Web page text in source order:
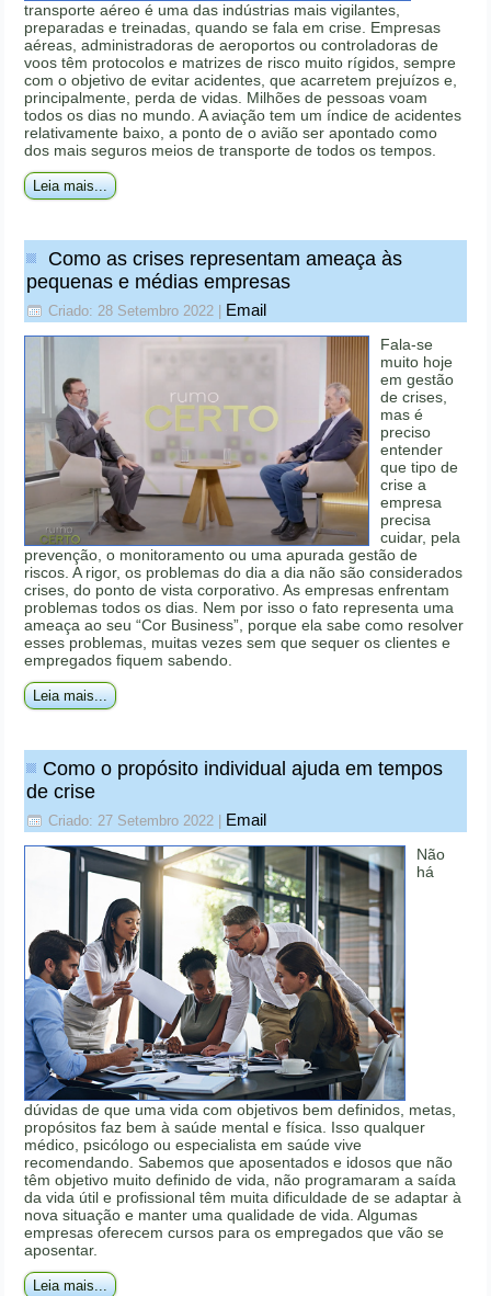
transporte aéreo é uma das indústrias mais vigilantes,
preparadas e treinadas, quando se fala em crise. Empresas
aéreas, administradoras de aeroportos ou controladoras de
voos têm protocolos e matrizes de risco muito rígidos, sempre
com o objetivo de evitar acidentes, que acarretem prejuízos e,
principalmente, perda de vidas. Milhões de pessoas voam
todos os dias no mundo. A aviação tem um índice de acidentes
relativamente baixo, a ponto de o avião ser apontado como
dos mais seguros meios de transporte de todos os tempos.
Leia mais...
Como as crises representam ameaça às
pequenas e médias empresas
Criado: 28 Setembro 2022 Email
Fala-se
muito hoje
em gestão
de crises,
mas é
preciso
entender
que tipo de
crise a
empresa
precisa
cuidar, pela
prevenção, o monitoramento ou uma apurada gestão de
riscos. A rigor, os problemas do dia a dia não são considerados
crises, do ponto de vista corporativo. As empresas enfrentam
problemas todos os dias. Nem por isso o fato representa uma
ameaça ao seu “Cor Business”, porque ela sabe como resolver
esses problemas, muitas vezes sem que sequer os clientes e
empregados fiquem sabendo.
Leia mais...
Como o propósito individual ajuda em tempos
de crise
Criado: 27 Setembro 2022 Email
Não
há
dúvidas de que uma vida com objetivos bem definidos, metas,
propósitos faz bem à saúde mental e física. Isso qualquer
médico, psicólogo ou especialista em saúde vive
recomendando. Sabemos que aposentados e idosos que não
têm objetivo muito definido de vida, não programaram a saída
da vida útil e profissional têm muita dificuldade de se adaptar à
nova situação e manter uma qualidade de vida. Algumas
empresas oferecem cursos para os empregados que vão se
aposentar.
Leia mais...